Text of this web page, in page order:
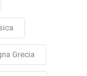
Grecia